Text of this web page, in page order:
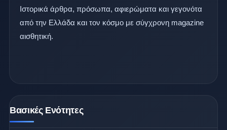
Ιστορικά άρθρα, πρόσωπα, αφιερώματα και γεγονότα
από την Ελλάδα και τον κόσμο με σύγχρονη magazine
αισθητική.
Βασικές Ενότητες